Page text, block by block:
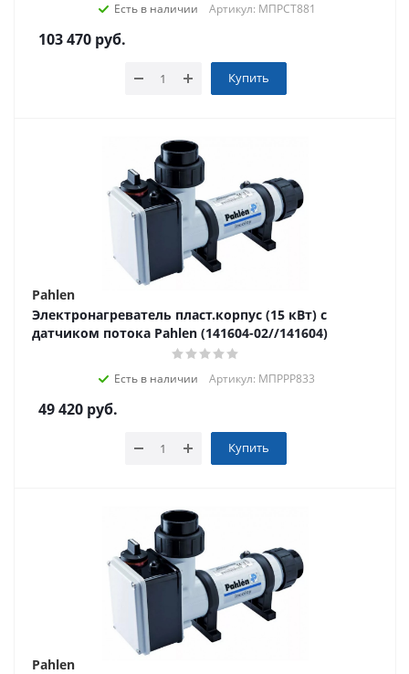
Есть в наличии Артикул: МПРСТ881
103 470 руб.
Купить
Pahlen
Электронагреватель пласт.корпус (15 кВт) с
датчиком потока Pahlen (141604-02//141604)
Есть в наличии Артикул: МПРРР833
49 420 руб.
Купить
Pahlen